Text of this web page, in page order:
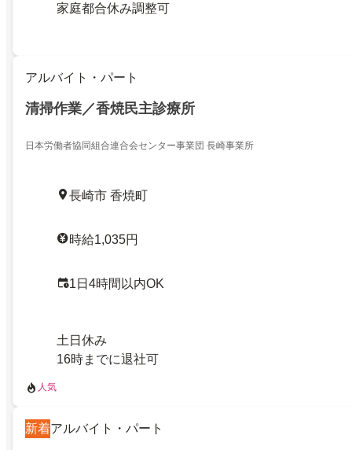
家庭都合休み調整可
アルバイト・パート
清掃作業／香焼民主診療所
日本労働者協同組合連合会センター事業団 長崎事業所
長崎市 香焼町
時給1,035円
1日4時間以内OK
土日休み
16時までに退社可
人気
新着アルバイト・パート